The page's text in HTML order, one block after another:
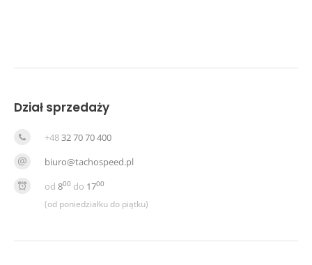
Dział sprzedaży
+4832 70 70 400
biuro@tachospeed.pl
od 800 do 1700
(od poniedziałku do piątku)